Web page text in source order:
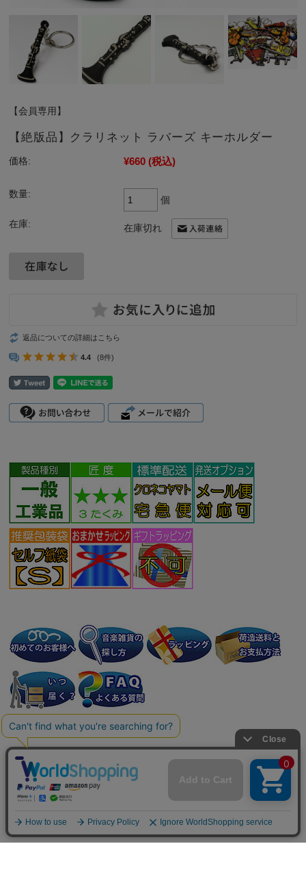
【会員専用】
【絶版品】クラリネット ラバーズ キーホルダー
価格: ¥660 (税込)
数量:
個
在庫: 在庫切れ
返品についての詳細はこちら
4.4 (8件)